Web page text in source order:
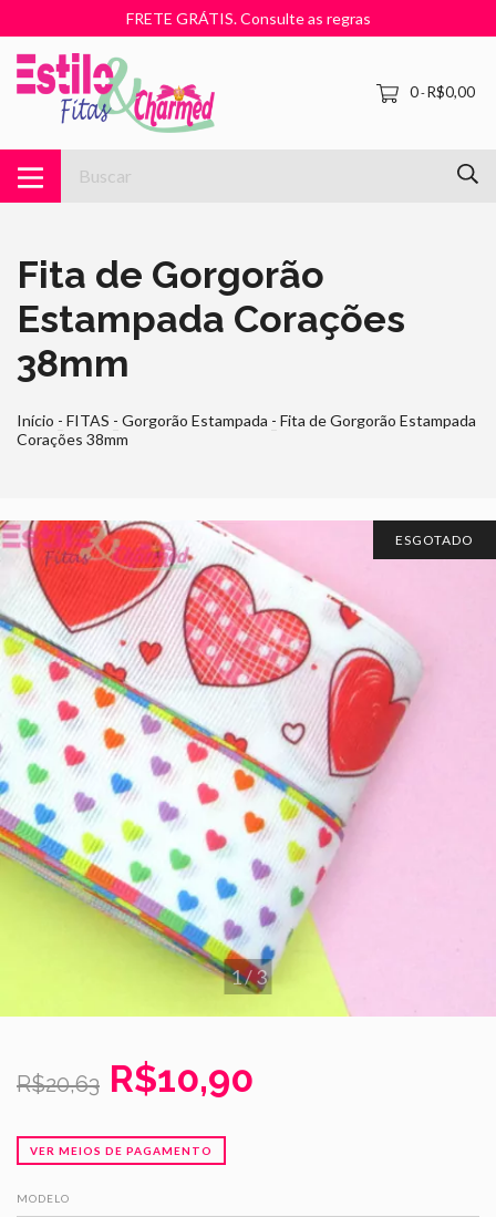
FRETE GRÁTIS. Consulte as regras
0-R$0,00
Fita de Gorgorão
Estampada Corações
38mm
Início - FITAS - Gorgorão Estampada - Fita de Gorgorão Estampada
Corações 38mm
ESGOTADO
1/3
R$20,63 R$10,90
VER MEIOS DE PAGAMENTO
MODELO